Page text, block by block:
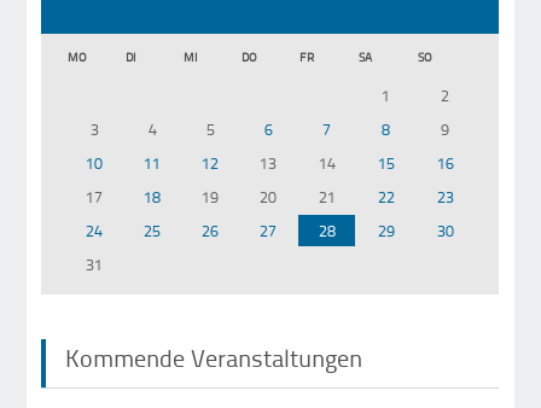
MO DI MI DO FR SA SO
1
2
3
4 5 6 7 8
9
10
11 12 13 14 15
16
17
18 19 20 21 22
23
24
25 26 27 28 29
30
31
Kommende Veranstaltungen